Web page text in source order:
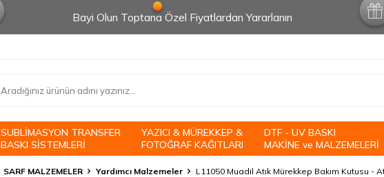
Bayi Olun Toptana Özel Fiyatlardan Yararlanın
SUBLİMASYON TRANSFER
BASKI SİSTEMLERİ
YAZICI & MÜREKKEP &
FOTOĞRAF KAĞITLARI
DTF - UV BASKI
MAKİNE ve MALZEMELERİ
SARF MALZEMELER Yardımcı Malzemeler L11050 Muadil Atık Mürekkep Bakım Kutusu -